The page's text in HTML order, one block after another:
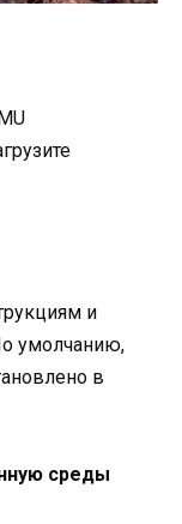
и
умолчанию,
в
среды